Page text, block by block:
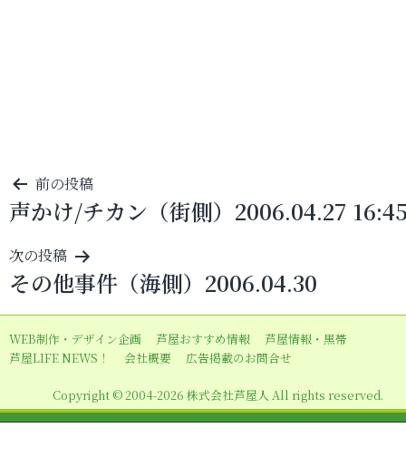
投
稿
ナ
ビ
ゲ
ー
シ
ン
前の投稿
声かけ/チカン（街側）2006.04.27
次の投稿
その他事件（海側）2006.04.30
WEB制作・デザイン企画 芦屋おすすめ情報
芦屋情報・黒帯
芦屋LIFE NEWS！
会社概要 広告掲載のお問合せ
Copyright © 2004-2026 株式会社芦屋人 All rights reserved.